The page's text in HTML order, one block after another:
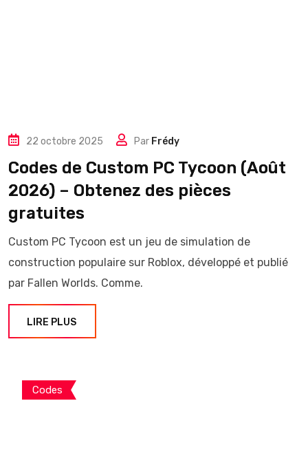
22 octobre 2025 Par Frédy
Codes de Custom PC Tycoon (Août
2026) – Obtenez des pièces
gratuites
Custom PC Tycoon est un jeu de simulation de
construction populaire sur Roblox, développé et publié
par Fallen Worlds. Comme.
LIRE PLUS
Codes